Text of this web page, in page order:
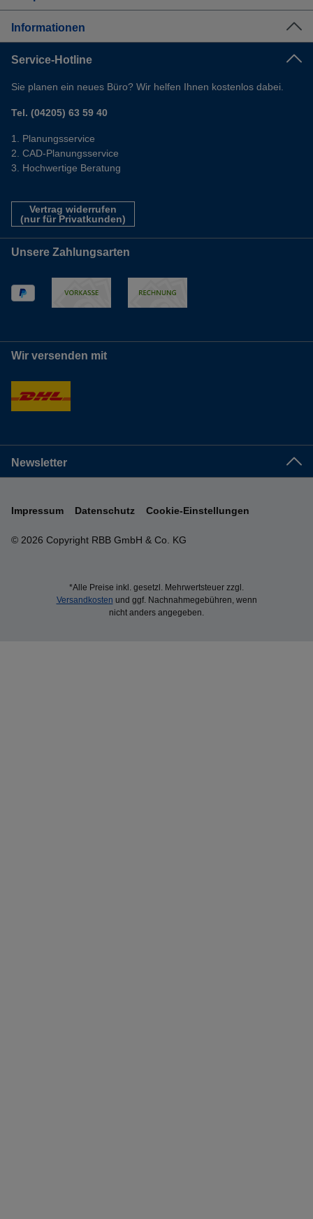
Informationen
Service-Hotline
Sie planen ein neues Büro? Wir helfen Ihnen kostenlos dabei.
Tel. (04205) 63 59 40
Planungsservice
CAD-Planungsservice
Hochwertige Beratung
Vertrag widerrufen
(nur für Privatkunden)
Unsere Zahlungsarten
Wir versenden mit
Newsletter
© 2026 Copyright RBB GmbH & Co. KG
Impressum Datenschutz Cookie-Einstellungen
*Alle Preise inkl. gesetzl. Mehrwertsteuer zzgl.
Versandkosten und ggf. Nachnahmegebühren, wenn
nicht anders angegeben.